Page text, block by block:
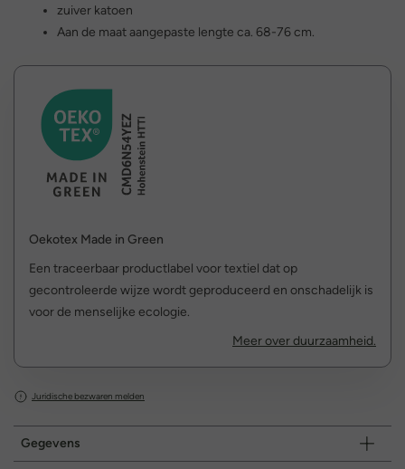
zuiver katoen
Aan de maat aangepaste lengte ca. 68-76 cm.
Oekotex Made in Green
Een traceerbaar productlabel voor textiel dat op
gecontroleerde wijze wordt geproduceerd en onschadelijk is
voor de menselijke ecologie.
Meer over duurzaamheid.
Juridische bezwaren melden
Gegevens